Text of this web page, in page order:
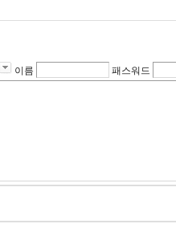
이름 패스워드